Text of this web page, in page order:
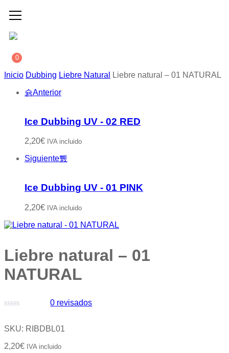
0
Inicio Dubbing Liebre Natural
Liebre natural – 01 NATURAL
Anterior
Ice Dubbing UV - 02 RED
2,20€ IVA incluido
Siguiente
Ice Dubbing UV - 01 PINK
2,20€ IVA incluido
Liebre natural – 01
NATURAL
0
5
0 revisados
SKU: RIBDBL01
2,20€ IVA incluido